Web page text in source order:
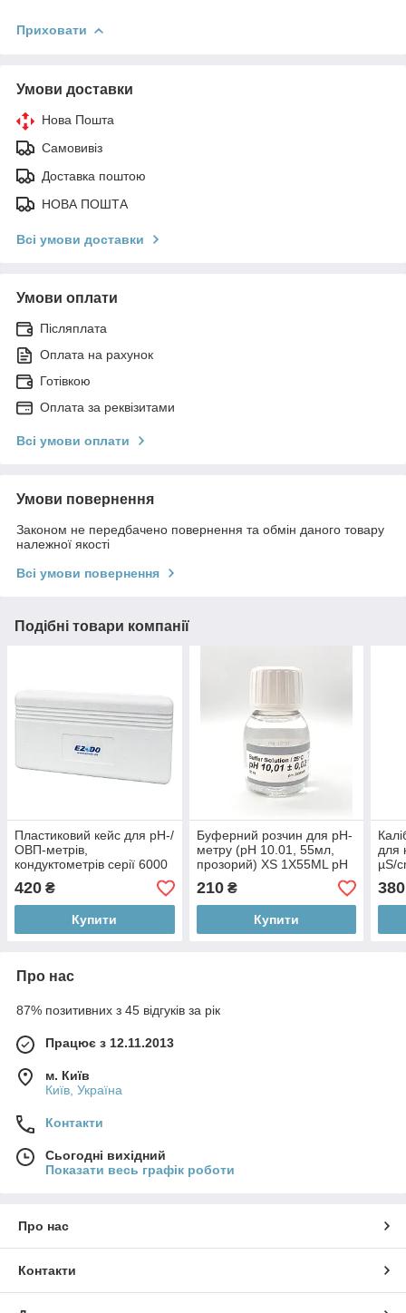
Приховати
Умови доставки
Нова Пошта
Самовивіз
Доставка поштою
НОВА ПОШТА
Всі умови доставки
Умови оплати
Післяплата
Оплата на рахунок
Готівкою
Оплата за реквізитами
Всі умови оплати
Умови повернення
Законом не передбачено повернення та обмін даного товару
належної якості
Всі умови повернення
Подібні товари компанії
Пластиковий кейс для pH-/
ОВП-метрів,
кондуктометрів серії 6000
EZODO 6000APC
420 ₴
Купити
Буферний розчин для pH-
метру (pH 10.01, 55мл,
прозорий) XS 1X55ML pH
10.01
210₴
Купити
для
µS/
EC
380
Про нас
87% позитивних з 45 відгуків за рік
Працює з 12.11.2013
м. Київ
Київ, Україна
Контакти
Сьогодні вихідний
Показати весь графік роботи
Про нас
Контакти